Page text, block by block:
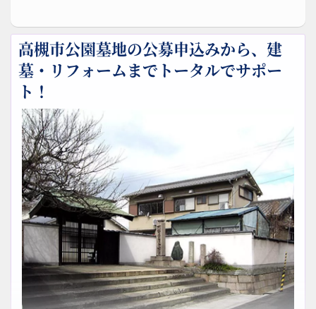
高槻市公園墓地の公募申込みから、建
墓・リフォームまでトータルでサポー
ト！